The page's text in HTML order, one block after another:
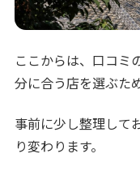
ここからは、口コミ
分に合う店を選ぶた
事前に少し整理して
り変わります。